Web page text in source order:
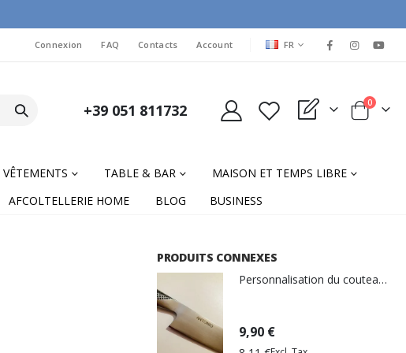
Connexion FAQ Contacts Account LANGUAGE
FR
+39 051 811732 My Quote Cart
0items
VÊTEMENTS TABLE & BAR
MAISON ET TEMPS LIBRE
AFCOLTELLERIE HOME BLOG BUSINESS
PRODUITS CONNEXES
Personnalisation du couteau de gravure laser
9,90 €